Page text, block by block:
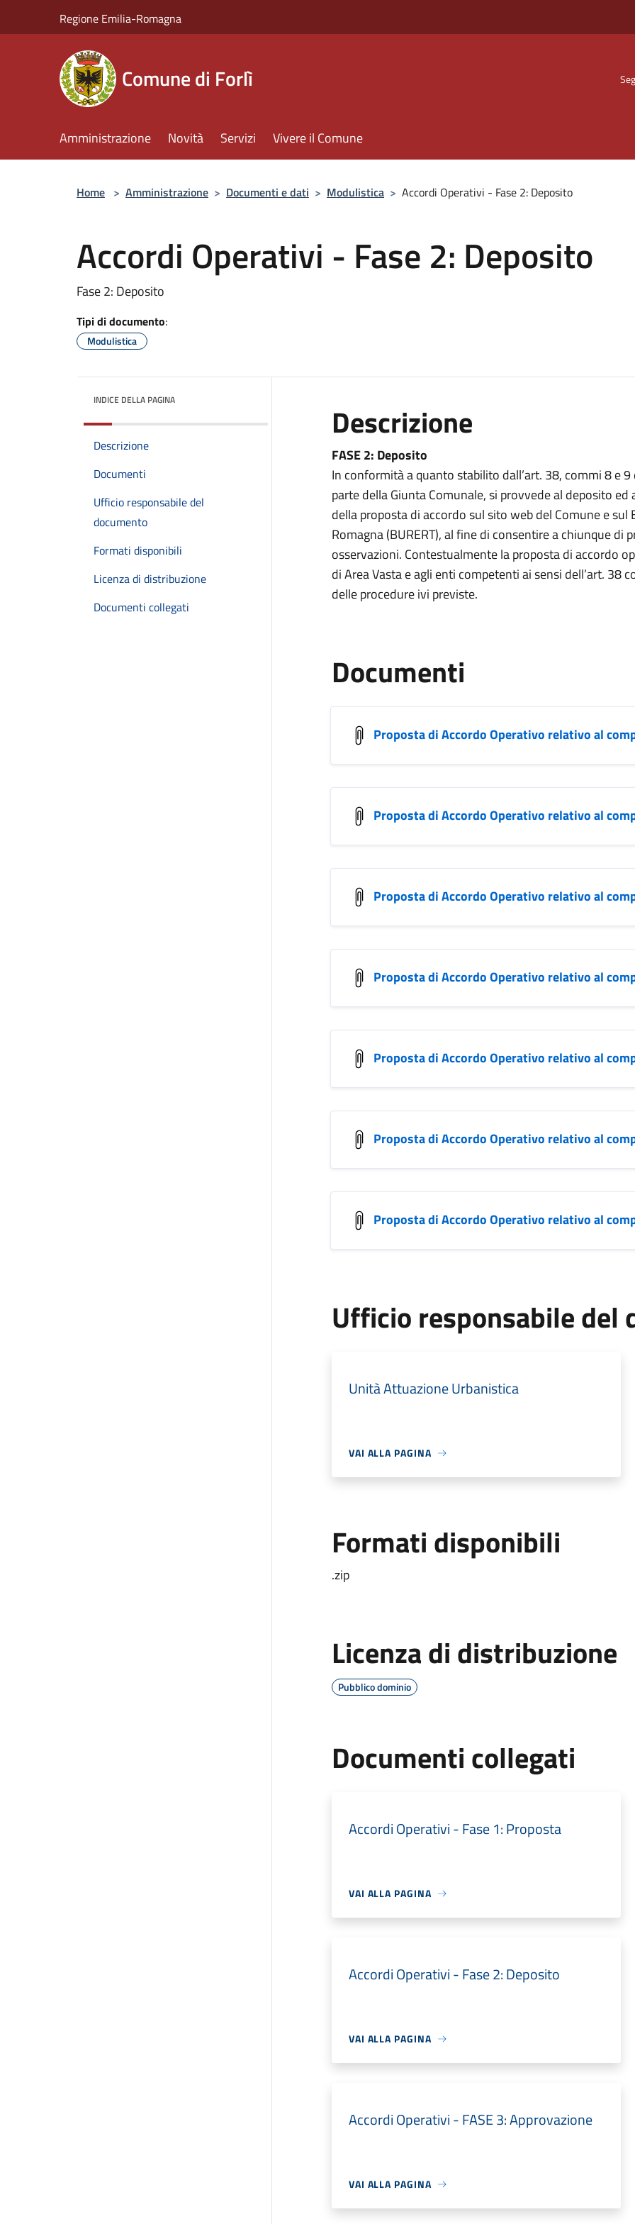
Regione Emilia-Romagna
Comune di Forlì
Amministrazione Novità Servizi Vivere il Comune
Home > Amministrazione > Documenti e dati > Modulistica > Accordi Operativi - Fase 2: Deposito
Accordi Operativi - Fase 2: Deposito
Fase 2: Deposito
Tipi di documento:
Modulistica
INDICE DELLA PAGINA
Descrizione
Documenti
Ufficio responsabile del
documento
Formati disponibili
Licenza di distribuzione
Documenti collegati
Descrizione
FASE 2: Deposito
In conformità a quanto stabilito dall’art. 38, commi 8 e
parte della Giunta Comunale, si provvede al deposito
della proposta di accordo sul sito web del Comune e
Romagna (BURERT), al fine di consentire a chiunque
osservazioni. Contestualmente la proposta di accordo
di Area Vasta e agli enti competenti ai sensi dell’art. 38
delle procedure ivi previste.
Documenti
Proposta di Accordo Operativo relativo al
Proposta di Accordo Operativo relativo al
Proposta di Accordo Operativo relativo al
Proposta di Accordo Operativo relativo al
Proposta di Accordo Operativo relativo al
Proposta di Accordo Operativo relativo al
Proposta di Accordo Operativo relativo al
Ufficio responsabile del
Unità Attuazione Urbanistica
VAI ALLA PAGINA
Formati disponibili
.zip
Licenza di distribuzione
Pubblico dominio
Documenti collegati
Accordi Operativi - Fase 1: Proposta
VAI ALLA PAGINA
Accordi Operativi - Fase 2: Deposito
VAI ALLA PAGINA
Accordi Operativi - FASE 3: Approvazione
VAI ALLA PAGINA